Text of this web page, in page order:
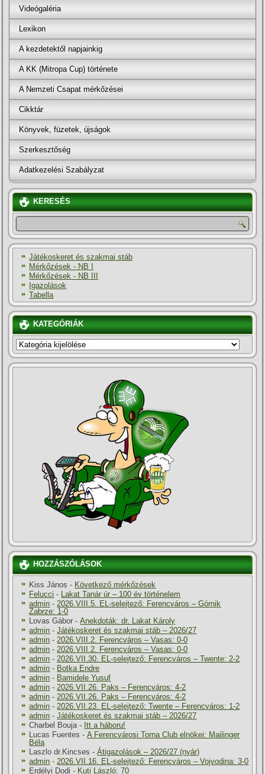
Videógaléria
Lexikon
A kezdetektől napjainkig
A KK (Mitropa Cup) története
A Nemzeti Csapat mérkőzései
Cikktár
Könyvek, füzetek, újságok
Szerkesztőség
Adatkezelési Szabályzat
KERESÉS
Játékoskeret és szakmai stáb
Mérkőzések - NB I
Mérkőzések - NB III
Igazolások
Tabella
KATEGÓRIÁK
KATEGÓRIÁK
HOZZÁSZÓLÁSOK
Kiss János - Következő mérkőzések
Felucci -
Lakat Tanár úr – 100 év történelem
admin - 2026.VIII.5. EL-selejtező: Ferencváros – Górnik
Zabrze: 1-0
Lovas Gábor -Anekdoták: dr. Lakat Károly
admin -Játékoskeret és szakmai stáb – 2026/27
admin - 2026.VIII.2. Ferencváros – Vasas: 0-0
admin - 2026.VIII.2. Ferencváros – Vasas: 0-0
admin - 2026.VII.30. EL-selejtező: Ferencváros – Twente: 2-2
admin - Botka Endre
admin - Bamidele Yusuf
admin - 2026.VII.26. Paks – Ferencváros: 4-2
admin - 2026.VII.26. Paks – Ferencváros: 4-2
admin - 2026.VII.23. EL-selejtező: Twente – Ferencváros: 1-2
admin -Játékoskeret és szakmai stáb – 2026/27
Charbel Bouja - Itt a háboru!
Lucas Fuentes -A Ferencvárosi Torna Club elnökei: Mailinger
Béla
Laszlo dr.Kincses -Átigazolások – 2026/27 (nyár)
admin - 2026.VII.16. EL-selejtező: Ferencváros – Vojvodina: 3-0
Erdélyi Dodi - Kuti László: 70